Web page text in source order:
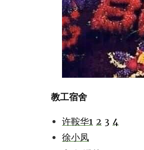
教工宿舍
许鞍华1 2 3 4
徐小凤